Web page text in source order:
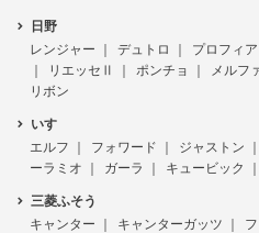
日野
レンジャー
デュトロ プロフィア
リエッセⅡ
ポンチョ メルフ
リボン
いすゞ
エルフ
フォワード ジャストン
ーラミオ
ガーラ キュービック
三菱ふそう
キャンター
キャンターガッツ